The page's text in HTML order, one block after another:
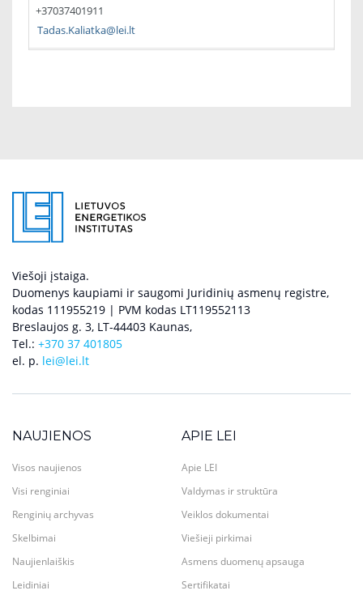
+37037401911
Tadas.Kaliatka@lei.lt
Viešoji įstaiga.
Duomenys kaupiami ir saugomi Juridinių asmenų registre,
kodas 111955219 | PVM kodas LT119552113
Breslaujos g. 3, LT-44403 Kaunas,
Tel.: +370 37 401805
el. p. lei@lei.lt
NAUJIENOS
Visos naujienos
Visi renginiai
Renginių archyvas
Skelbimai
Naujienlaiškis
Leidiniai
APIE LEI
Apie LEI
Valdymas ir struktūra
Veiklos dokumentai
Viešieji pirkimai
Asmens duomenų apsauga
Sertifikatai